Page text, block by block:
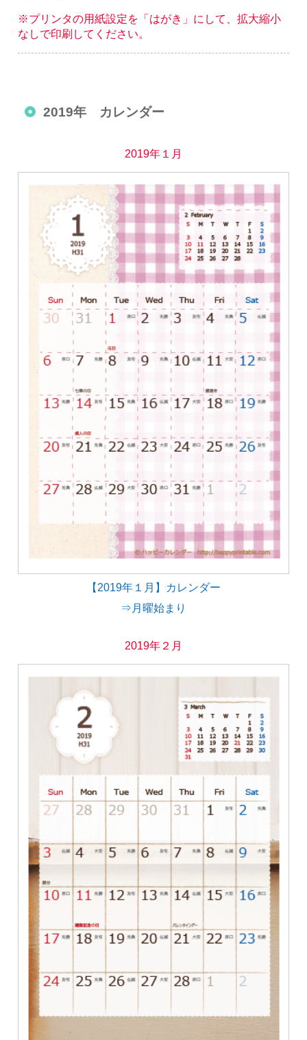
※プリンタの用紙設定を「はがき」にして、拡大縮小
なしで印刷してください。
2019年 カレンダー
2019年１月
【2019年１月】カレンダー
⇒月曜始まり
2019年２月